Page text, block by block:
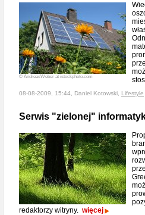
© AndreasWeber at istockphoto.com
08-08-2009, 15:44, Daniel Kotowski, Lifestyle
Serwis "zielonej"
redaktorzy witryny. więcej